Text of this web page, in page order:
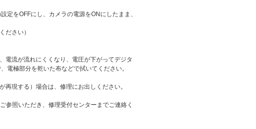
定をOFFにし、カメラの電源をONにしたまま、
ださい）
電流が流れにくくなり、電圧が下がってデジタ
電極部分を乾いた布などで拭いてください。
現する）場合は、修理にお出しください。
ご参照いただき、修理受付センターまでご連絡く